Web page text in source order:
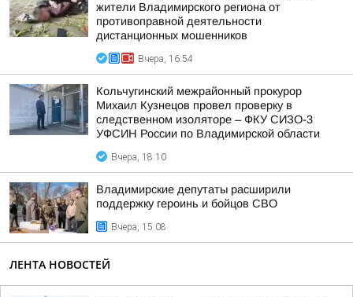
жители Владимирского региона от
противоправной деятельности
дистанционных мошенников
Вчера, 16:54
Кольчугинский межрайонный прокурор
Михаил Кузнецов провел проверку в
следственном изоляторе – ФКУ СИЗО-3
УФСИН России по Владимирской области
Вчера, 18:10
Владимирские депутаты расширили
поддержку героинь и бойцов СВО
Вчера, 15:08
ЛЕНТА НОВОСТЕЙ